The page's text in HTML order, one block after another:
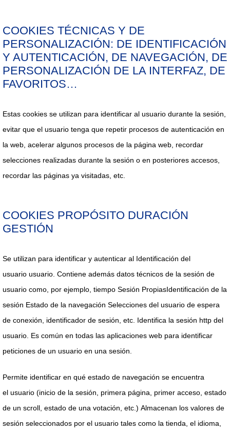
COOKIES TÉCNICAS Y DE
PERSONALIZACIÓN: DE IDENTIFICACIÓN
Y AUTENTICACIÓN, DE NAVEGACIÓN, DE
PERSONALIZACIÓN DE LA INTERFAZ, DE
FAVORITOS…
Estas cookies se utilizan para identificar al usuario durante la sesión,
evitar que el usuario tenga que repetir procesos de autenticación en
la web, acelerar algunos procesos de la página web, recordar
selecciones realizadas durante la sesión o en posteriores accesos,
recordar las páginas ya visitadas, etc.
COOKIES PROPÓSITO DURACIÓN
GESTIÓN
Se utilizan para identificar y autenticar al Identificación del
usuario usuario. Contiene además datos técnicos de la sesión de
usuario como, por ejemplo, tiempo Sesión PropiasIdentificación de la
sesión Estado de la navegación Selecciones del usuario de espera
de conexión, identificador de sesión, etc. Identifica la sesión http del
usuario. Es común en todas las aplicaciones web para identificar
peticiones de un usuario en una sesión.
Permite identificar en qué estado de navegación se encuentra
el usuario (inicio de la sesión, primera página, primer acceso, estado
de un scroll, estado de una votación, etc.) Almacenan los valores de
sesión seleccionados por el usuario tales como la tienda, el idioma,